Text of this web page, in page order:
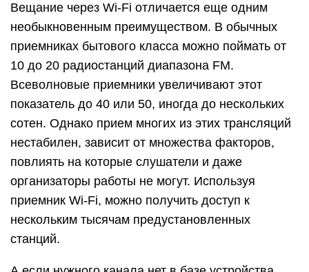
Вещание через Wi-Fi отличается еще одним
необыкновенным преимуществом. В обычных
приемниках бытового класса можно поймать от
10 до 20 радиостанций диапазона FM.
Всеволновые приемники увеличивают этот
показатель до 40 или 50, иногда до нескольких
сотен. Однако прием многих из этих трансляций
нестабилен, зависит от множества факторов,
повлиять на которые слушатели и даже
организаторы работы не могут. Используя
приемник Wi-Fi, можно получить доступ к
нескольким тысячам предустановленных
станций.